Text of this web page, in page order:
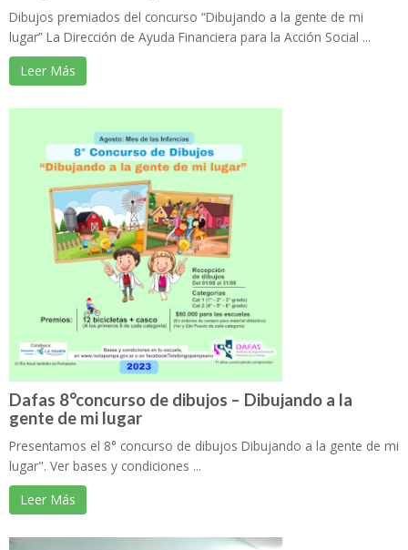
Dibujos premiados del concurso “Dibujando a la gente de mi
lugar” La Dirección de Ayuda Financiera para la Acción Social ...
Leer Más
Dafas 8°concurso de dibujos – Dibujando a la
gente de mi lugar
Presentamos el 8° concurso de dibujos Dibujando a la gente de mi
lugar". Ver bases y condiciones ...
Leer Más